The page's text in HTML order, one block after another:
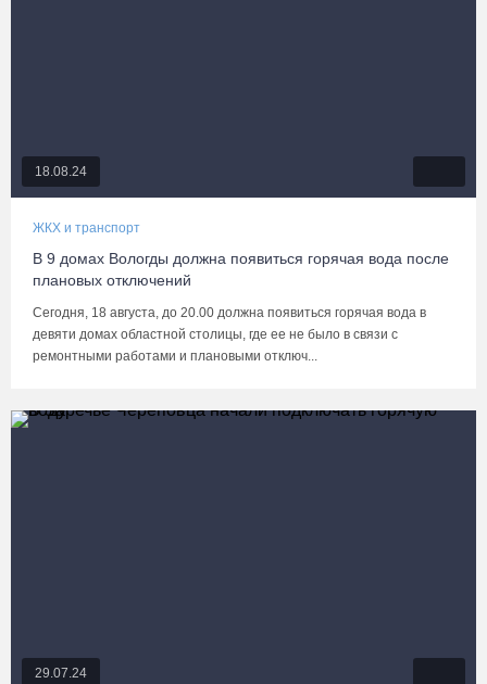
18.08.24
ЖКХ и транспорт
В 9 домах Вологды должна появиться горячая вода после
плановых отключений
Сегодня, 18 августа, до 20.00 должна появиться горячая вода в
девяти домах областной столицы, где ее не было в связи с
ремонтными работами и плановыми отключ...
29.07.24